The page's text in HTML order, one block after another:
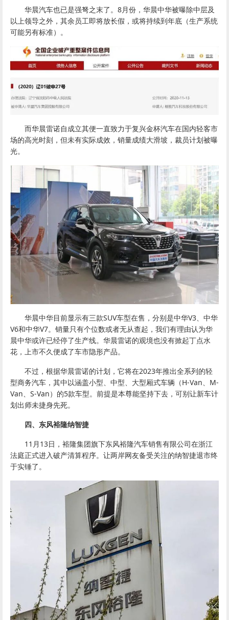
华晨汽车也已是强弩之末了。8月份，华晨中华被曝除中层及
以上领导之外，其余员工即将放长假，或将持续到年底（生产系统
可能另有标准）。
而华晨雷诺自成立其便一直致力于复兴金杯汽车在国内轻客市
场的高光时刻，但未有实际成效，销量成绩大滑坡，裁员计划被曝
光。
华晨中华目前显示有三款SUV车型在售，分别是中华V3、中华
V6和中华V7。销量只有个位数或者无从查起，我们有理由认为华
晨中华或许已经停了生产线。华晨雷诺的观境也没有掀起丁点水
花，上市不久便成了车市隐形产品。
不过，根据华晨雷诺的计划，它将在2023年推出全系列的轻
型商务汽车，其中以涵盖小型、中型、大型厢式车辆（H-Van、M-
Van、S-Van）的5款车型。前提是本尊能坚持下去，可别让新车计
划出师未捷身先死。
四、东风裕隆纳智捷
11月13日，裕隆集团旗下东风裕隆汽车销售有限公司在浙江
法庭正式进入破产清算程序。让两岸网友备受关注的纳智捷退市终
于实锤了。